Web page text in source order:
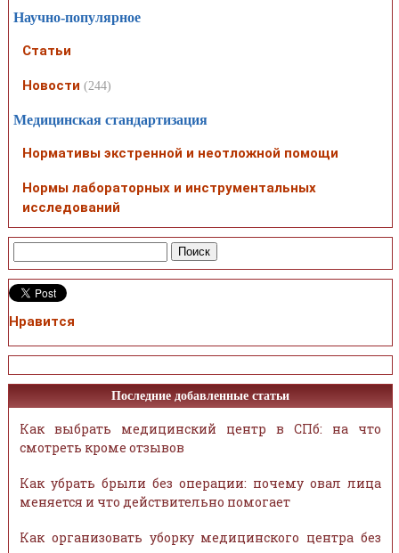
Научно-популярное
Статьи
Новости (244)
Медицинская стандартизация
Нормативы экстренной и неотложной помощи
Нормы лабораторных и инструментальных
исследований
Нравится
Последние добавленные статьи
Как выбрать медицинский центр в СПб: на что
смотреть кроме отзывов
Как убрать брыли без операции: почему овал лица
меняется и что действительно помогает
Как организовать уборку медицинского центра без